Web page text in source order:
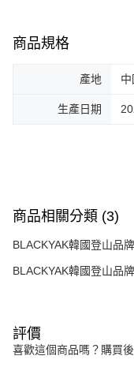
商品規格
產地 中
生產日期
商品相關分類 (3)
BLACKYAK韓國登山品
BLACKYAK韓國登山品
評價
喜歡這個商品嗎？購買